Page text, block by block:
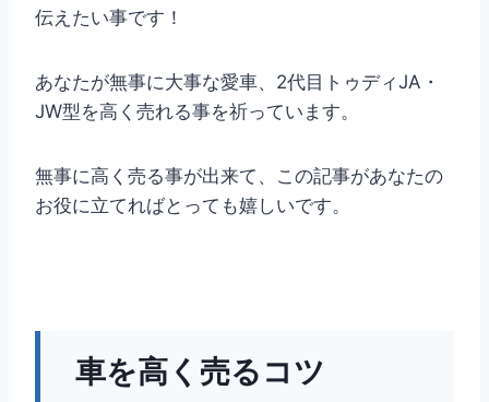
伝えたい事です！
あなたが無事に大事な愛車、2代目トゥディJA・
JW型を高く売れる事を祈っています。
無事に高く売る事が出来て、この記事があなたの
お役に立てればとっても嬉しいです。
車を高く売るコツ